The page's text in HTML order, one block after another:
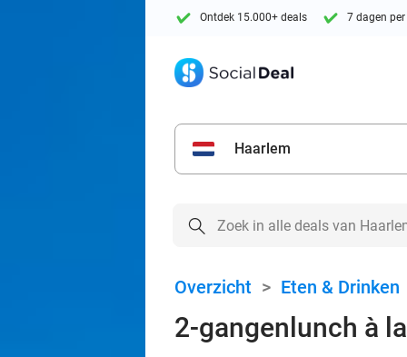
Ontdek 15.000+ deals 7 dagen
Haarlem
Overzicht > Eten & Drinken
2-gangenlunch à